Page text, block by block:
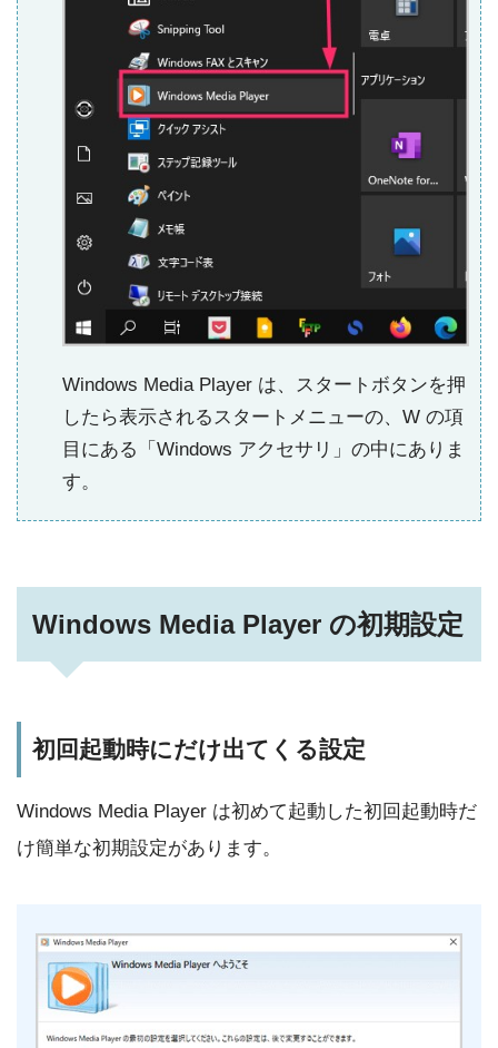
Windows Media Player は、スタートボタンを押
したら表示されるスタートメニューの、W の項
目にある「Windows アクセサリ」の中にありま
す。
Windows Media Player の初期設定
初回起動時にだけ出てくる設定
Windows Media Player は初めて起動した初回起動時だ
け簡単な初期設定があります。